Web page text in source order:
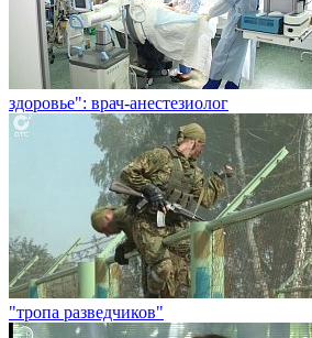
здоровье": врач-анестезиолог
"тропа разведчиков"